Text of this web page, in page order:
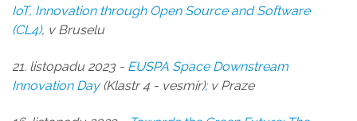
IoT, Innovation through Open Source and Software
(CL4), v Bruselu
21. listopadu 2023 - EUSPA Space Downstream
Innovation Day(Klastr 4 - vesmír);v Praze